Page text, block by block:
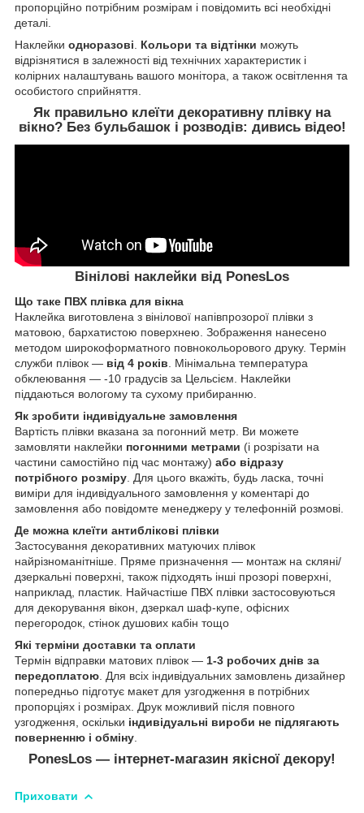
пропорційно потрібним розмірам і повідомить всі необхідні
деталі.
Наклейки одноразові. Кольори та відтінки можуть
відрізнятися в залежності від технічних характеристик і
колірних налаштувань вашого монітора, а також освітлення та
особистого сприйняття.
Як правильно клеїти декоративну плівку на
вікно? Без бульбашок і розводів: дивись відео!
Вінілові наклейки від PonesLos
Що таке ПВХ плівка для вікна
Наклейка виготовлена з вінілової напівпрозорої плівки з
матовою, бархатистою поверхнею. Зображення нанесено
методом широкоформатного повнокольорового друку. Термін
служби плівок ― від 4 років . Мінімальна температура
обклеювання ― -10 градусів за Цельсієм. Наклейки
піддаються вологому та сухому прибиранню.
Як зробити індивідуальне замовлення
Вартість плівки вказана за погонний метр. Ви можете
замовляти наклейки погонними метрами (і розрізати на
частини самостійно під час монтажу) або відразу
потрібного розміру . Для цього вкажіть, будь ласка, точні
виміри для індивідуального замовлення у коментарі до
замовлення або повідомте менеджеру у телефонній розмові.
Де можна клеїти антиблікові плівки
Застосування декоративних матуючих плівок
найрізноманітніше. Пряме призначення ― монтаж на скляні/
дзеркальні поверхні, також підходять інші прозорі поверхні,
наприклад, пластик. Найчастіше ПВХ плівки застосовуються
для декорування вікон, дзеркал шаф-купе, офісних
перегородок, стінок душових кабін тощо
Які терміни доставки та оплати
Термін відправки матових плівок ― 1-3 робочих днів за
передоплатою . Для всіх індивідуальних замовлень дизайнер
попередньо підготує макет для узгодження в потрібних
пропорціях і розмірах. Друк можливий після повного
узгодження, оскільки індивідуальні вироби не підлягають
поверненню і обміну
PonesLos — інтернет-магазин якісної декору!
Приховати